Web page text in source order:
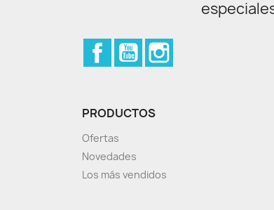
FacebookYouTube
PRODUCTOS
Ofertas
Novedades
Los más vendidos